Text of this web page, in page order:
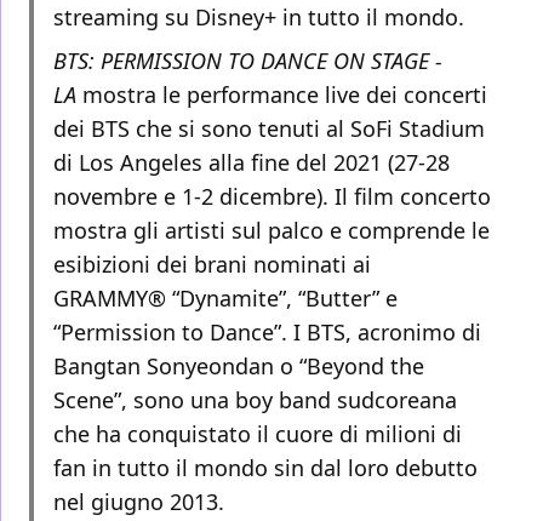
streaming su Disney+ in tutto il mondo.
BTS: PERMISSION TO DANCE ON STAGE -
LA mostra le performance live dei concerti
dei BTS che si sono tenuti al SoFi Stadium
di Los Angeles alla fine del 2021 (27-28
novembre e 1-2 dicembre). Il film concerto
mostra gli artisti sul palco e comprende le
esibizioni dei brani nominati ai
GRAMMY® “Dynamite”, “Butter” e
“Permission to Dance”. I BTS, acronimo di
Bangtan Sonyeondan o “Beyond the
Scene”, sono una boy band sudcoreana
che ha conquistato il cuore di milioni di
fan in tutto il mondo sin dal loro debutto
nel giugno 2013.